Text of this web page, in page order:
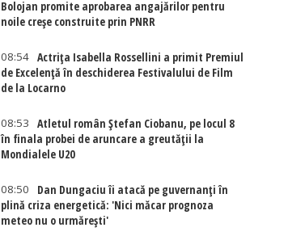
Bolojan promite aprobarea angajărilor pentru
noile creșe construite prin PNRR
08:54 Actriţa Isabella Rossellini a primit Premiul
de Excelenţă în deschiderea Festivalului de Film
de la Locarno
08:53
Atletul român Ștefan Ciobanu, pe locul 8
în finala probei de aruncare a greutății la
Mondialele U20
08:50
Dan Dungaciu îi atacă pe guvernanți în
plină criza energetică: 'Nici măcar prognoza
meteo nu o urmărești'